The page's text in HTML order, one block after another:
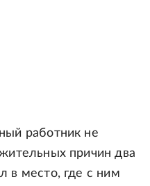
работник не
причин два
в место, где с ним